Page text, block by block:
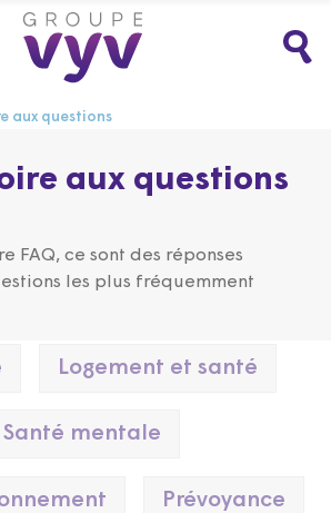
aux questions
aux questions
FAQ, ce sont des réponses
les plus fréquemment
Logement et santé
Santé mentale
Prévoyance